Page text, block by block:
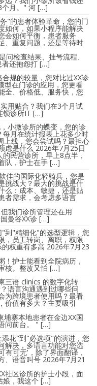
个月。" 河 […]
"的患者体验革命，您的门
如何，如果小程序能解决
会如何平衡，患者服务
、重复问题，还是等待时
检查结果、挂号流程、
者还抱怨打 […]
规的较量，您对比过XX诊
型在门诊的应用，您更看
全、价格低、服务快，您
用贴合？我们在3个月试
锁诊所IT […]
小微诊所的蝶变，您的诊
月在统计报表上花多少时
上线，您会尝试吗？最担心
虑是什么 2026年7月25日
民营诊所，早上8点半，
队，护士在手 […]
的国际化轻骑兵，您是
挑战大？最大的挑战是什
么：成本、敏捷，还是贴
者需求，会考虑多语言
我们诊所管理还在用
曼谷XX诊 […]
"精细化"的选型逻辑，您
，员工转岗、离职，权限
权重有多高 2026年7月23
！护士能看到全院病历，
核。整改又怕 […]
三语 clinics 的数字化转
语言沟通遇到过哪些问
为跨境患者使用吗？最看
价值有多大？主要吸引
寨本地患者在金边XX国
问前台。 " […]
花"到"必选项"的演进，您
解决，多语言功能对您选
有可无'，除了界面翻译，
、语音叫号 2026年7月21
社区诊所的护士小段，面
娘，我这个 […]